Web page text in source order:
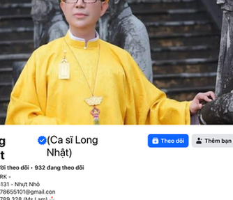
hết công dụng
đôi cùng tốt nghiệp Xuất sắc Đại học Ngoại ngữ
thoát cho Tổng thống Trump khỏi Iran
sắp xếp: Thay đổi lớn nhất nằm ở cách quản trị
đồng cho Mr Pips, Shark Bình nộp khắc phục 5,7 tỷ
kỷ lục của Lê Công Vinh
nghiệm được GACC chấp nhận phục vụ xuất khẩu